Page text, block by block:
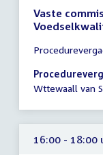
Vaste
vergadering
16:00
-
uur
Wttewaall van
16:00 - 18:00